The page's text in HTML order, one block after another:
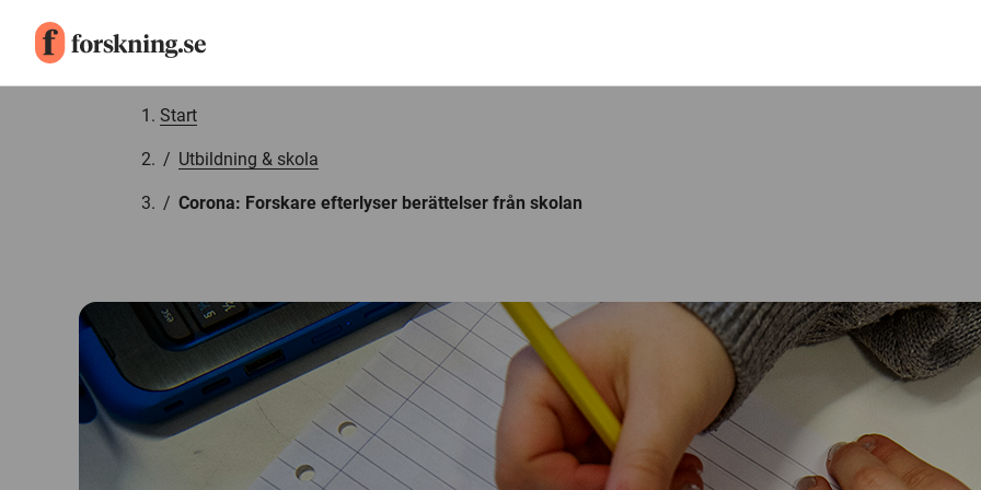
Start
/ Utbildning & skola
/ Corona: Forskare efterlyser berättelser från skolan